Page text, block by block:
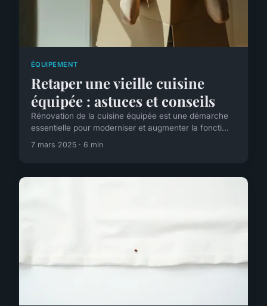
ÉQUIPEMENT
Retaper une vieille cuisine
équipée : astuces et conseils
Rénovation de la cuisine équipée est une démarche
essentielle pour moderniser et augmenter la foncti...
7 mars 2025 · 6 min